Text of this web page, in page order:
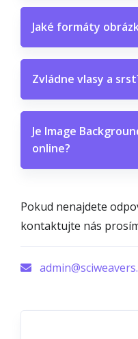
Jaké formáty
Zvládne vlasy a
Je Image
online?
Pokud nenajdete
kontaktujte nás